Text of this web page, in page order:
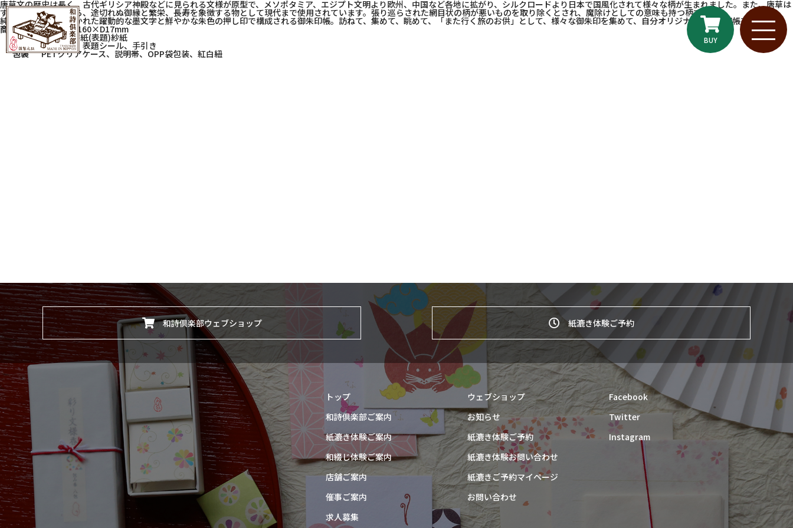
BUY
唐草文の歴史は長く、古代ギリシア神殿などに見られる文様が原型で、メソポタミア、エジプト文明より欧州、中国など各地に拡がり、シルクロードより日本で国風化されて様々な柄が生まれました。また、唐草は
すぐに成長する処から、途切れぬ御縁と繁栄、長寿を象徴する物として現代まで使用されています。張り巡らされた網目状の柄が悪いものを取り除くとされ、魔除けとしての意味も持つ柄です。
純白の奉書和紙に書かれた躍動的な墨文字と鮮やかな朱色の押し印で構成される御朱印帳。訪ねて、集めて、眺めて、「また行く旅のお供」として、様々な御朱印を集めて、自分オリジナルの御朱印帳を。
商品サイズW115×H160×D17mm
素材 (中紙)奉書紙(表題)紗紙
入数 御朱印帳、表題シール、手引き
包装 PETクリアケース、説明帯、OPP袋包装、紅白紐
和詩倶楽部ウェブショップ 紙漉き体験ご予約
トップ
和詩倶楽部ご案内
紙漉き体験ご案内
和綴じ体験ご案内
店舗ご案内
催事ご案内
求人募集
ウェブショップ
お知らせ
紙漉き体験ご予約
紙漉き体験お問い合わせ
紙漉きご予約マイページ
お問い合わせ
Facebook
Twitter
Instagram